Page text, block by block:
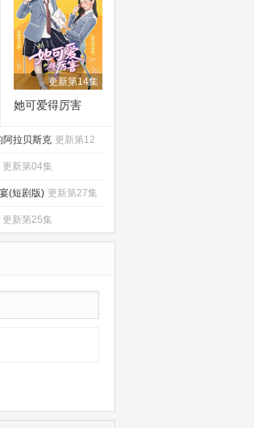
更新第14集
她可爱得厉害
阿拉贝斯克 更新第12
更新第04集
(短剧版) 更新第27集
更新第25集